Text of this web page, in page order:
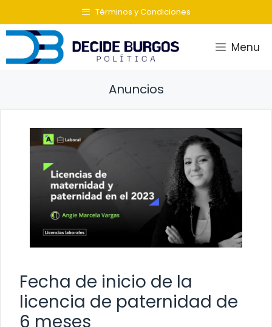
al
contenido
Términos y Condiciones
Menu
Anuncios
Fecha de inicio de la
licencia de paternidad de
6 meses